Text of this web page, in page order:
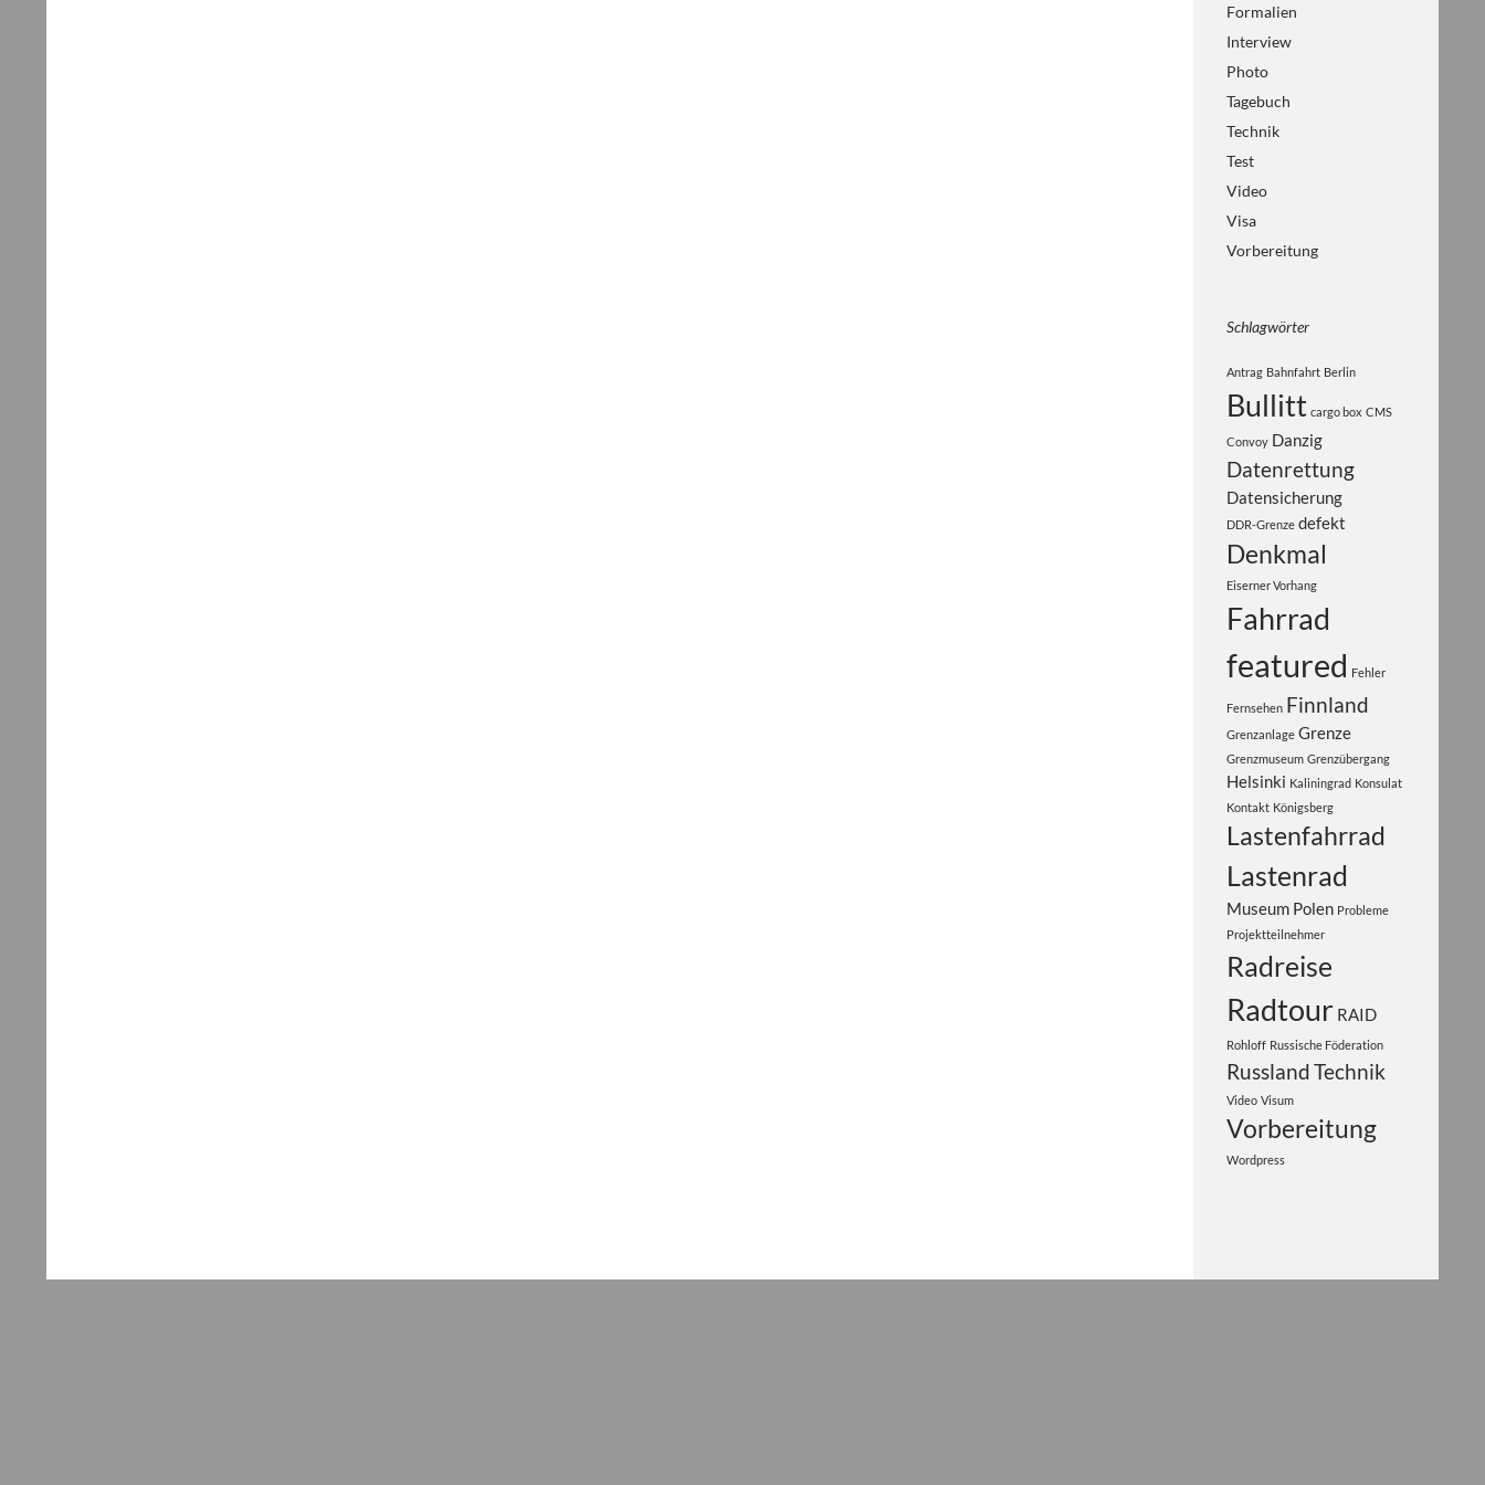
Formalien
Interview
Photo
Tagebuch
Technik
Test
Video
Visa
Vorbereitung
Schlagwörter
Antrag Bahnfahrt Berlin
Bullitt cargo box CMS
Convoy Danzig
Datenrettung
Datensicherung
DDR-Grenze defekt
Denkmal
Eiserner Vorhang
Fahrrad
featured Fehler
Fernsehen Finnland
Grenzanlage Grenze
Grenzmuseum Grenzübergang
Helsinki Kaliningrad Konsulat
Kontakt Königsberg
Lastenfahrrad
Lastenrad
Museum Polen Probleme
Projektteilnehmer
Radreise
Radtour RAID
Rohloff Russische Föderation
RusslandTechnik
Video Visum
Vorbereitung
Wordpress